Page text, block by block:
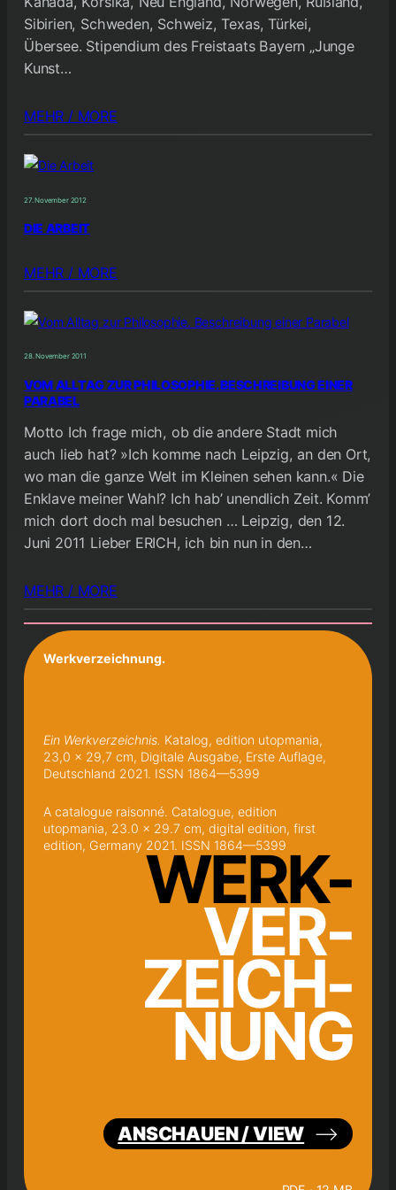
Sibirien, Schweden, Schweiz, Texas, Türkei,
Übersee. Stipendium des Freistaats Bayern „Junge
Kunst…
MEHR / MORE
27. November 2012
DIE ARBEIT
MEHR / MORE
28. November 2011
VOM ALLTAG ZUR PHILOSOPHIE. BESCHREIBUNG EINER
PARABEL
Motto Ich frage mich, ob die andere Stadt mich
auch lieb hat? »Ich komme nach Leipzig, an den Ort,
wo man die ganze Welt im Kleinen sehen kann.« Die
Enklave meiner Wahl? Ich hab’ unendlich Zeit. Komm’
mich dort doch mal besuchen … Leipzig, den 12.
Juni 2011 Lieber ERICH, ich bin nun in den…
MEHR / MORE
Werkverzeichnung.
Ein Werkverzeichnis. Katalog, edition utopmania,
23,0 x 29,7 cm, Digitale Ausgabe, Erste Auflage,
Deutschland 2021. ISSN 1864—5399
A catalogue raisonné. Catalogue, edition
utopmania, 23.0 x 29.7 cm, digital edition, first
edition, Germany 2021. ISSN 1864—5399
WERK-
VER-
ZEICH-
NUNG
ANSCHAUEN / VIEW